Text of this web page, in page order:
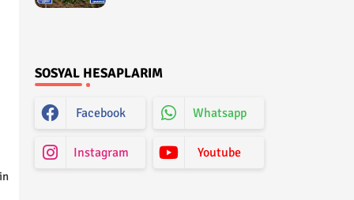
SOSYAL HESAPLARIM
Facebook Whatsapp
Instagram Youtube